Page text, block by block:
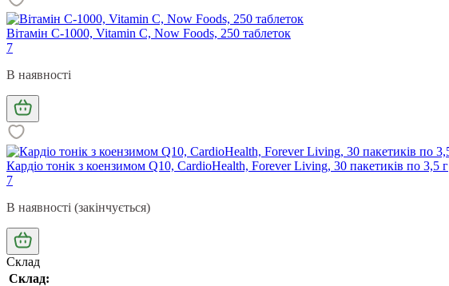
Вітамін С-1000, Vitamin C, Now Foods, 250 таблеток
7
В наявності
Кардіо тонік з коензимом Q10, CardioHealth, Forever Living, 30 пакетиків по 3,5 г
7
В наявності (закінчується)
Склад
Склад: